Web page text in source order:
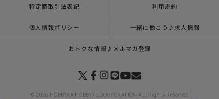
特定商取引法表記 利用規約
個人情報ポリシー 一緒に働こう♪求人情報
おトクな情報♪メルマガ登録
© 2026 HOBBYRA HOBBYRE CORPORATION ALL Rights Reserved